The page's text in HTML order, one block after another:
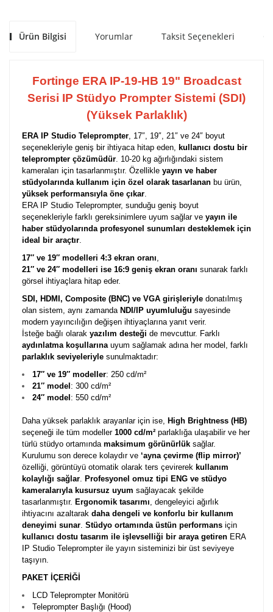
Ürün Bilgisi Yorumlar Taksit Seçenekleri
Fortinge ERA IP-19-HB 19" Broadcast
Serisi IP Stüdyo Prompter Sistemi (SDI)
(Yüksek Parlaklık)
ERA IP Studio Teleprompter, 17″, 19″, 21″ ve 24″ boyut
seçenekleriyle geniş bir ihtiyaca hitap eden, kullanıcı dostu bir
teleprompter çözümüdür. 10-20 kg ağırlığındaki sistem
kameraları için tasarlanmıştır. Özellikle yayın ve haber
stüdyolarında kullanım için özel olarak tasarlanan bu ürün,
yüksek performansıyla öne çıkar.
ERA IP Studio Teleprompter, sunduğu geniş boyut
seçenekleriyle farklı gereksinimlere uyum sağlar ve yayın ile
haber stüdyolarında profesyonel sunumları desteklemek için
ideal bir araçtır.
17″ ve 19″ modelleri 4:3 ekran oranı,
21″ ve 24″ modelleri ise 16:9 geniş ekran oranı sunarak farklı
görsel ihtiyaçlara hitap eder.
SDI, HDMI, Composite (BNC) ve VGA girişleriyle donatılmış
olan sistem, aynı zamanda NDI/IP uyumluluğu sayesinde
modern yayıncılığın değişen ihtiyaçlarına yanıt verir.
İsteğe bağlı olarak yazılım desteği de mevcuttur. Farklı
aydınlatma koşullarınauyum sağlamak adına her model, farklı
parlaklık seviyeleriyle sunulmaktadır:
17″ ve 19″ modeller: 250 cd/m²
21″ model : 300 cd/m²
24″ model : 550 cd/m²
Daha yüksek parlaklık arayanlar için ise, High Brightness (HB)
seçeneği ile tüm modeller 1000 cd/m² parlaklığa ulaşabilir ve her
türlü stüdyo ortamında maksimum görünürlük sağlar.
Kurulumu son derece kolaydır ve ‘ayna çevirme (flip mirror)’
özelliği, görüntüyü otomatik olarak ters çevirerek kullanım
kolaylığı sağlar. Profesyonel omuz tipi ENG ve stüdyo
kameralarıyla kusursuz uyum sağlayacak şekilde
tasarlanmıştır. Ergonomik tasarımı, dengeleyici ağırlık
ihtiyacını azaltarak daha dengeli ve konforlu bir kullanım
deneyimi sunar. Stüdyo ortamında üstün performans için
kullanıcı dostu tasarım ile işlevselliği bir araya getiren ERA
IP Studio Teleprompter ile yayın sisteminizi bir üst seviyeye
taşıyın.
PAKET İÇERİĞİ
LCD Teleprompter Monitörü
Teleprompter Başlığı (Hood)